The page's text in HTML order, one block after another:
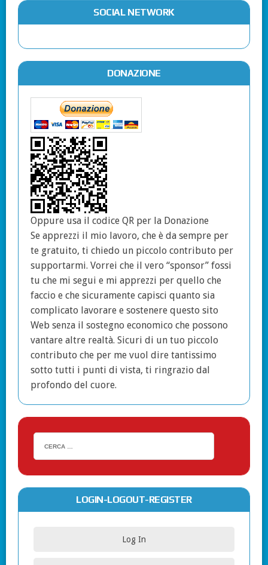
SOCIAL NETWORK
DONAZIONE
Oppure usa il codice QR per la Donazione
Se apprezzi il mio lavoro, che è da sempre per
te gratuito, ti chiedo un piccolo contributo per
supportarmi. Vorrei che il vero “sponsor” fossi
tu che mi segui e mi apprezzi per quello che
faccio e che sicuramente capisci quanto sia
complicato lavorare e sostenere questo sito
Web senza il sostegno economico che possono
vantare altre realtà. Sicuri di un tuo piccolo
contributo che per me vuol dire tantissimo
sotto tutti i punti di vista, ti ringrazio dal
profondo del cuore.
LOGIN-LOGOUT-REGISTER
Log In